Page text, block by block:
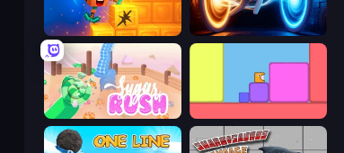
Merge & Dig! Portal Escape
Sugar Rush